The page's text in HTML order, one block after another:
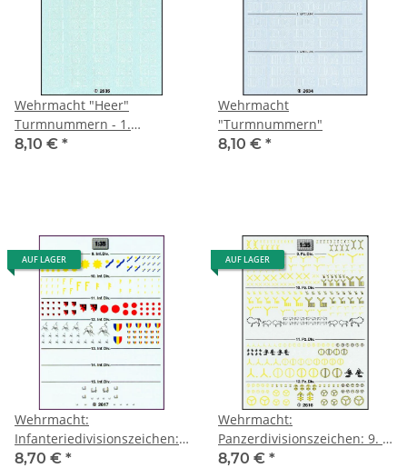
Wehrmacht "Heer"
Turmnummern - 1.
Kompanie
8,10 € *
Wehrmacht
"Turmnummern"
8,10 € *
AUF LAGER
Wehrmacht:
Infanteriedivisionszeichen:
9. - 15. Division
8,70 € *
AUF LAGER
Wehrmacht:
Panzerdivisionszeichen: 9. -
12. Division
8,70 € *